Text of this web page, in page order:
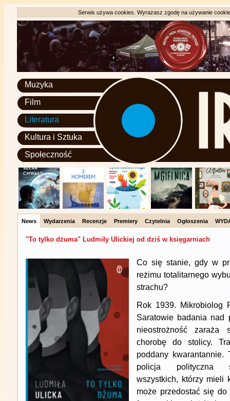
Serwis używa cookies. Wyrażasz zgodę na używanie
Muzyka
Film
Literatura
Kultura i Sztuka
Społeczność
News Wydarzenia Recenzje Premiery Czytelnia Ogłoszenia
"To tylko dżuma" Ludmiły Ulickiej od dziś w księgarniach
Co się stanie, gdy w
reżimu totalitarnego
strachu?
Rok 1939. Mikrobiolog
Saratowie badania nad
nieostrożność
chorobę do stolicy.
poddany kwarantannie.
policja polityczna
wszystkich, którzy mieli
może przedostać się